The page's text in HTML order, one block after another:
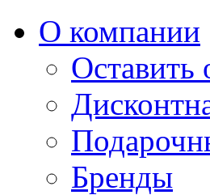
О компании
Оставить
Бренды